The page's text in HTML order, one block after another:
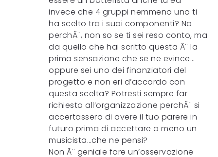
invece che 4 gruppi nemmeno uno ti
ha scelto tra i suoi componenti? No
perchÃ¨, non so se ti sei reso conto, ma
da quello che hai scritto questa Ã¨ la
prima sensazione che se ne evince…
oppure sei uno dei finanziatori del
progetto e non eri d’accordo con
questa scelta? Potresti sempre far
richiesta all’organizzazione perchÃ¨ si
accertassero di avere il tuo parere in
futuro prima di accettare o meno un
musicista…che ne pensi?
Non Ã¨ geniale fare un’osservazione